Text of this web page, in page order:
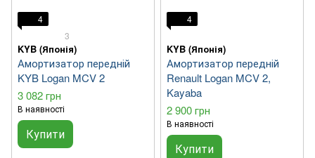
4
3
KYB (Японія)
Амортизатор передній
KYB Logan MCV 2
3 082 грн
В наявності
Купити
4
KYB (Японія)
Амортизатор передній
Renault Logan MCV 2,
Kayaba
2 900 грн
В наявності
Купити